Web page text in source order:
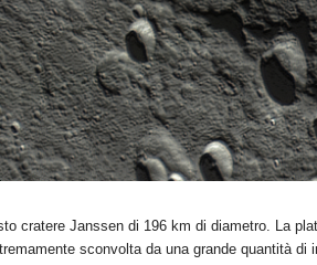
cratere Janssen di 196 km di diametro. La
sconvolta da una grande quantità di